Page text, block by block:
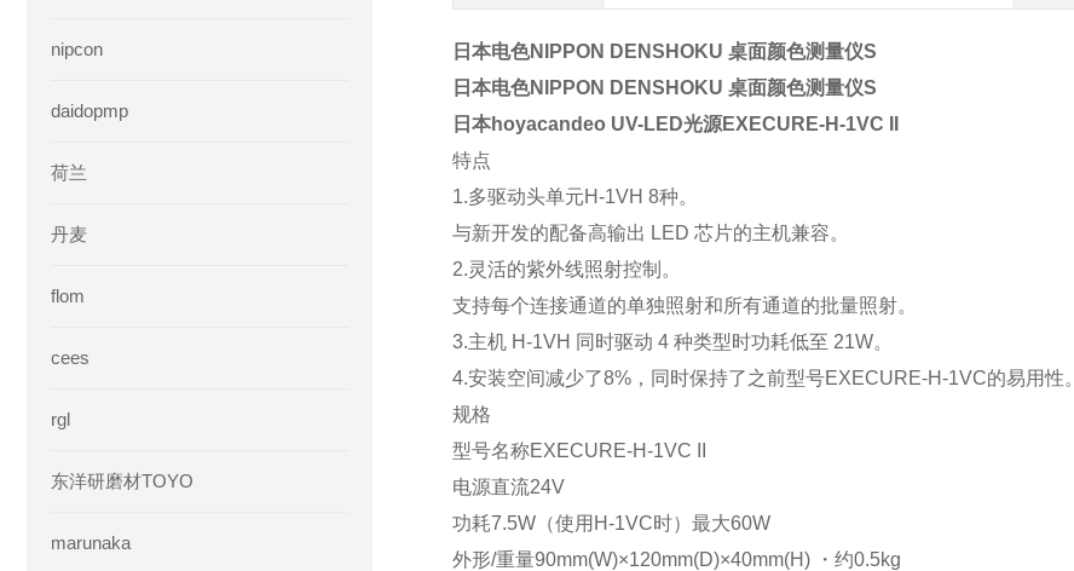
nipcon
daidopmp
荷兰
丹麦
flom
cees
rgl
东洋研磨材TOYO
marunaka
日本电色NIPPON DENSHOKU 桌面颜色测量仪S
日本电色NIPPON DENSHOKU 桌面颜色测量仪S
日本hoyacandeo UV-LED光源EXECURE-H-1VC II
特点
1.多驱动头单元H-1VH 8种。
与新开发的配备高输出 LED 芯片的主机兼容。
2.灵活的紫外线照射控制。
支持每个连接通道的单独照射和所有通道的批量照射。
3.主机 H-1VH 同时驱动 4 种类型时功耗低至 21W。
4.安装空间减少了8%，同时保持了之前型号EXECURE-H-1VC的易用性。
规格
型号名称EXECURE-H-1VC II
电源直流24V
功耗7.5W（使用H-1VC时）最大60W
外形/重量90mm(W)×120mm(D)×40mm(H) ・约0.5kg